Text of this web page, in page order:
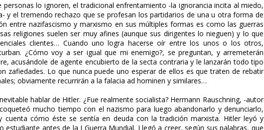
personas lo ignoren, el tradicional enfrentamiento -la ignorancia incita al miedo,
y el tremendo rechazo que se profesan los partidarios de una u otra forma de
entre nazifascismo y marxismo en sus múltiples formas es como las guerras
religiones suelen ser muy afines (aunque sus dirigentes lo nieguen) y lo que
clientes… Cuando uno logra hacerse oír entre los unos o los otros,
¿Cómo voy a ser igual que mi enemigo?, se preguntan, y arremeterán
acusándole de agente encubierto de la secta contraria y le lanzarán todo tipo
zafiedades. Lo que nunca puede uno esperar de ellos es que traten de rebatir
obviamente recurrirán a la falacia ad hominen y similares…
hablar de Hitler. ¿Fue realmente socialista? Hermann Rauschning, -autor
mucho tiempo con el nazismo para luego abandonarlo y denunciarlo,
cómo éste se sentía en deuda con la tradición marxista. Hitler leyó y
antes de la I Guerra Mundial. Llegó a creer, según sus palabras, que